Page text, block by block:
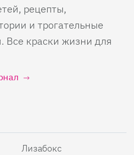
рецепты,
и трогательные
Все краски жизни для
Лизабокс